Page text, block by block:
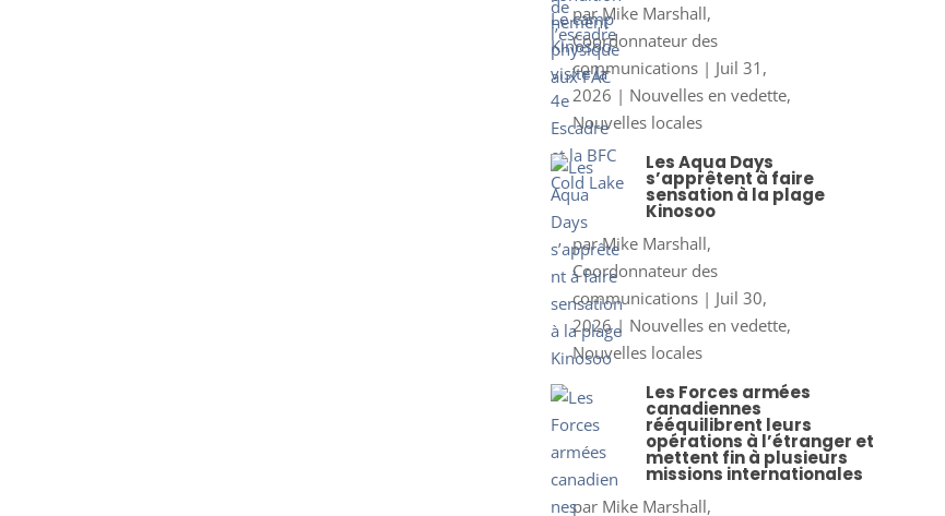
parMike Marshall,
Coordonnateur des
communications| Juil 31,
2026 | Nouvelles en vedette,
Nouvelles locales
Les Aqua Days
s’apprêtent à faire
sensation à la plage
Kinosoo
parMike Marshall,
Coordonnateur des
communications| Juil 30,
2026| Nouvelles en vedette,
Nouvelles locales
Les Forces armées
canadiennes
rééquilibrent leurs
opérations à l’étranger et
mettent fin à plusieurs
missions internationales
par Mike Marshall,